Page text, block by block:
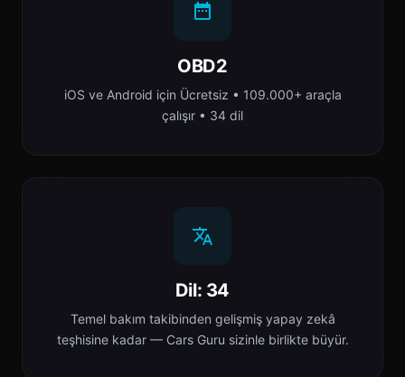
OBD2
iOS ve Android için Ücretsiz • 109.000+ araçla
çalışır • 34 dil
Dil: 34
Temel bakım takibinden gelişmiş yapay zekâ
teşhisine kadar — Cars Guru sizinle birlikte büyür.